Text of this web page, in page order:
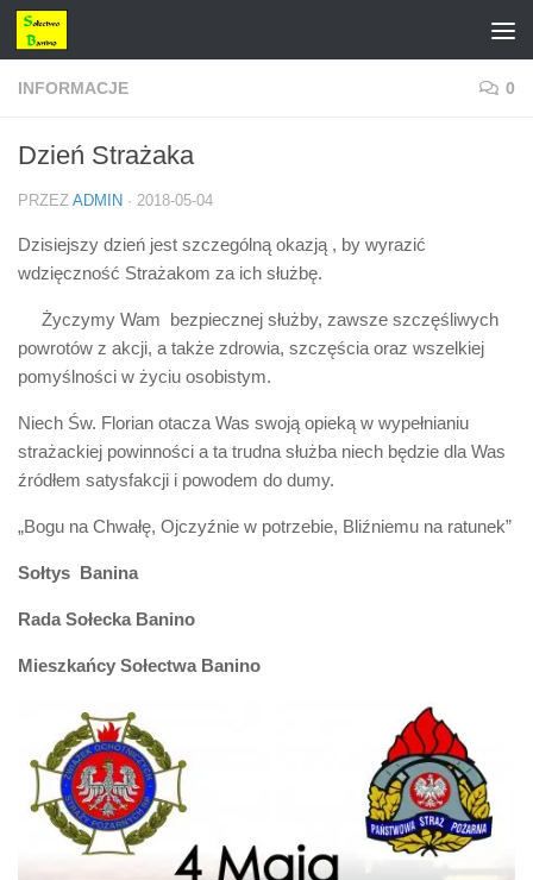
Przejdź do treści
INFORMACJE 0
Dzień Strażaka
PRZEZ ADMIN · 2018-05-04
Dzisiejszy dzień jest szczególną okazją , by wyrazić
wdzięczność Strażakom za ich służbę.
Życzymy Wam bezpiecznej służby, zawsze szczęśliwych
powrotów z akcji, a także zdrowia, szczęścia oraz wszelkiej
pomyślności w życiu osobistym.
Niech Św. Florian otacza Was swoją opieką w wypełnianiu
strażackiej powinności a ta trudna służba niech będzie dla Was
źródłem satysfakcji i powodem do dumy.
„Bogu na Chwałę, Ojczyźnie w potrzebie, Bliźniemu na ratunek”
Sołtys Banina
Rada Sołecka Banino
Mieszkańcy Sołectwa Banino